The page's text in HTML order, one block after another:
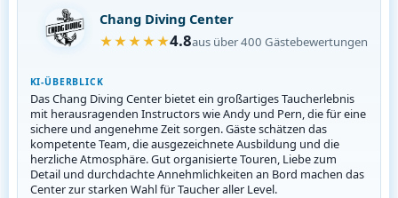
Chang Diving Center
★★★★★4.8aus über 400 Gästebewertungen
KI-ÜBERBLICK
Das Chang Diving Center bietet ein großartiges Taucherlebnis
mit herausragenden Instructors wie Andy und Pern, die für eine
sichere und angenehme Zeit sorgen. Gäste schätzen das
kompetente Team, die ausgezeichnete Ausbildung und die
herzliche Atmosphäre. Gut organisierte Touren, Liebe zum
Detail und durchdachte Annehmlichkeiten an Bord machen das
Center zur starken Wahl für Taucher aller Level.